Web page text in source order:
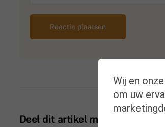
Deel dit artikel met je netwerk
Wij en
om uw